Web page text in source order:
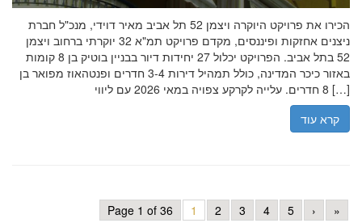
הכירו את פרויקט היוקרה ויצמן 52 תל אביב מאיר דוידי, מנכ"ל חברת
ניצנים אחזקות ופיננסים, מקדם פרויקט תמ"א 32 יוקרתי ברחוב ויצמן
52 בתל אביב. הפרויקט יכלול 27 יחידות דיור בבניין בוטיק בן 8 קומות
באזור כיכר המדינה, כולל תמהיל דירות 3-4 חדרים ופנטהאוז מפואר בן
8 חדרים. עלייה לקרקע צפויה במאי 2026 עם ליווי […]
קרא עוד
Page 1 of 36 1 2 3 4 5 › »